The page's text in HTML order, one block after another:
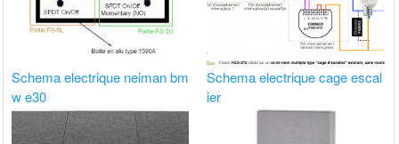
Schema electrique neiman bm
w e30
Schema electrique cage escal
ier